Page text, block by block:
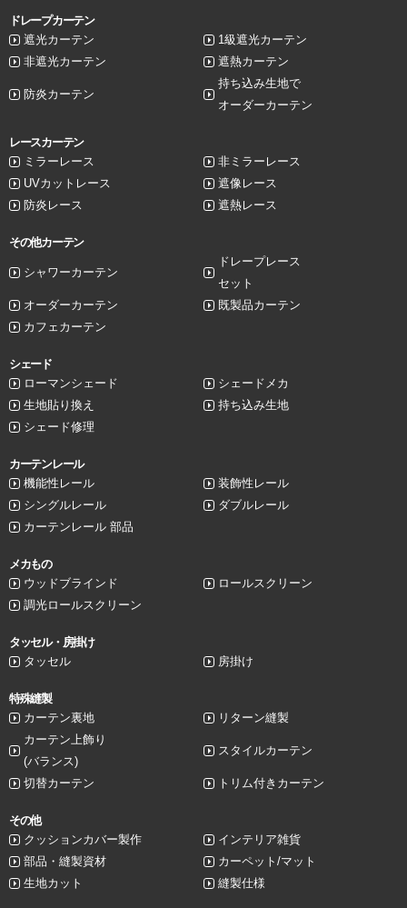
ドレープカーテン
遮光カーテン
1級遮光カーテン
非遮光カーテン
遮熱カーテン
防炎カーテン
持ち込み生地で
オーダーカーテン
レースカーテン
ミラーレース
非ミラーレース
UVカットレース
遮像レース
防炎レース
遮熱レース
その他カーテン
シャワーカーテン
ドレープレース
セット
オーダーカーテン
既製品カーテン
カフェカーテン
シェード
ローマンシェード
シェードメカ
生地貼り換え
持ち込み生地
シェード修理
カーテンレール
機能性レール
装飾性レール
シングルレール
ダブルレール
カーテンレール 部品
メカもの
ウッドブラインド
ロールスクリーン
調光ロールスクリーン
タッセル・房掛け
タッセル
房掛け
特殊縫製
カーテン裏地
リターン縫製
カーテン上飾り
(バランス)
スタイルカーテン
切替カーテン トリム付きカーテン
その他
クッションカバー製作
インテリア雑貨
部品・縫製資材
カーペット/マット
生地カット
縫製仕様